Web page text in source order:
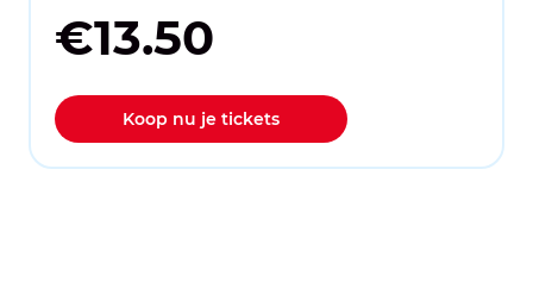
€13.50
Koop nu je tickets